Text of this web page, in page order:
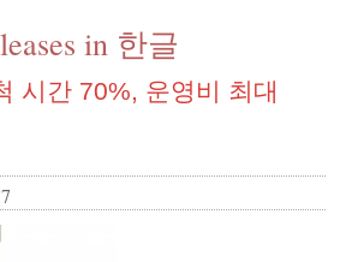
in 한글
시간 70%, 운영비 최대